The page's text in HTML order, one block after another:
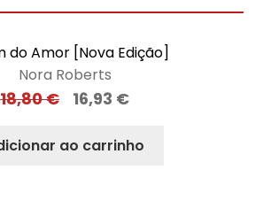
do Amor [Nova Edição]
Nora Roberts
18,80€ 16,93 €
ao carrinho